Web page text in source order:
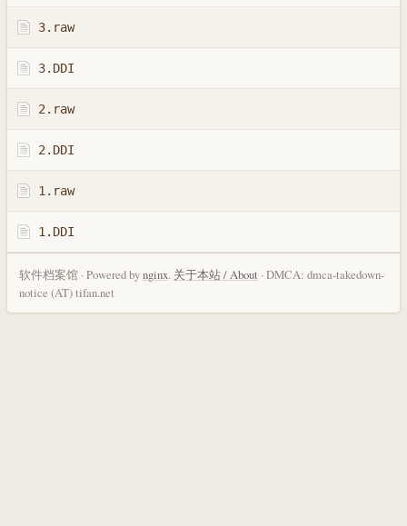
3.raw
3.DDI
2.raw
2.DDI
1.raw
1.DDI
软件档案馆 · Powered bynginx. 关于本站 / About · DMCA: dmca-takedown-
notice (AT) tifan.net